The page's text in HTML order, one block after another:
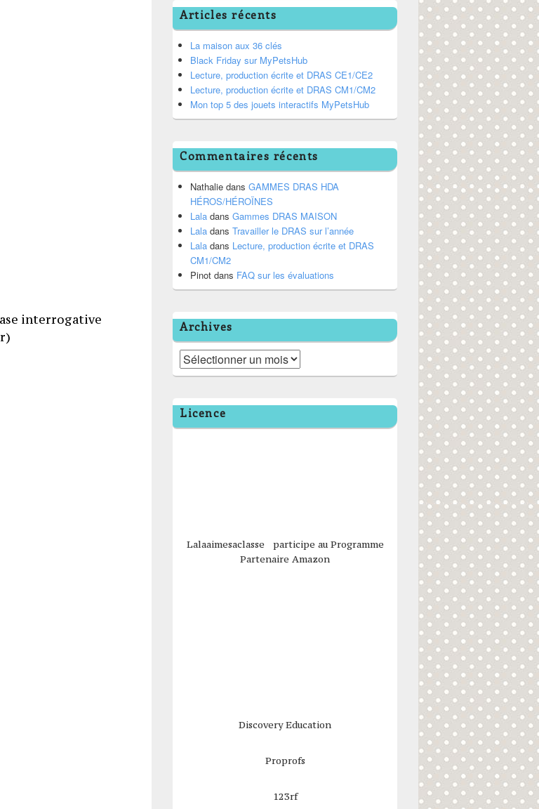
interrogative
Articles récents
La maison aux 36 clés
Black Friday sur MyPetsHub
Lecture, production écrite et DRAS CE1/CE2
Lecture, production écrite et DRAS CM1/CM2
Mon top 5 des jouets interactifs MyPetsHub
Commentaires récents
Nathalie dans GAMMES DRAS HDA
HÉROS/HÉROÏNES
Lala dans Gammes DRAS MAISON
Lala dans Travailler le DRAS sur l’année
Lala dans Lecture, production écrite et DRAS
CM1/CM2
Pinot dans FAQ sur les évaluations
Archives
Archives
Licence
Lalaaimesaclasse participe au Programme
Partenaire Amazon
Discovery Education
Proprofs
123rf